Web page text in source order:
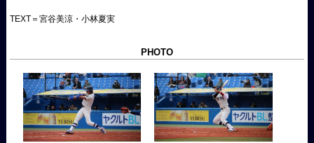
TEXT＝宮谷美涼・小林夏実
PHOTO